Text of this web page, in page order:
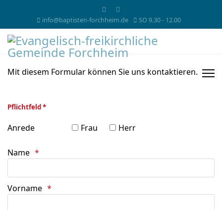
info@baptisten-forchheim.de SO 9.30 - 12.00
Mit diesem Formular können Sie uns kontaktieren.
Pflichtfeld *
Anrede Frau Herr
Name
Vorname